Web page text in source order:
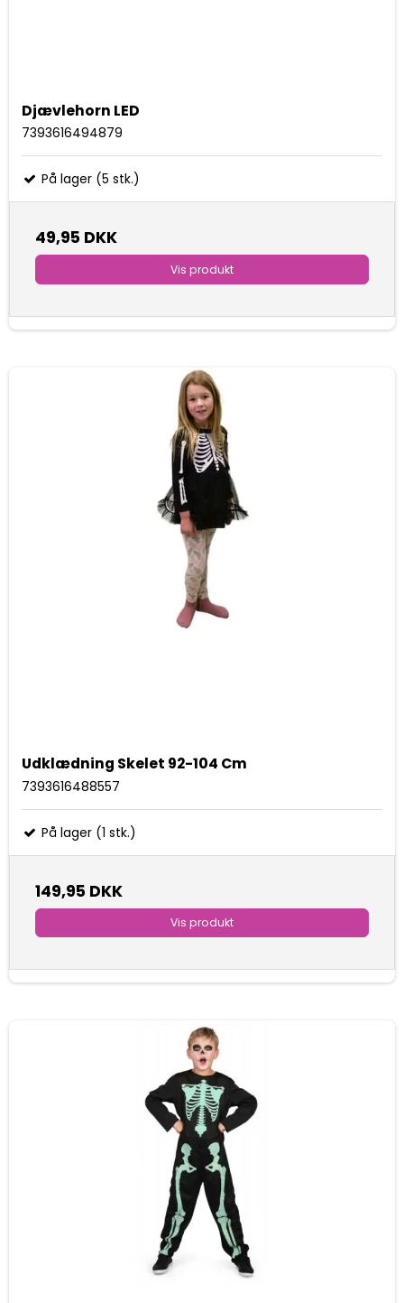
Djævlehorn LED
7393616494879
På lager (5 stk.)
49,95 DKK
Vis produkt
Udklædning Skelet 92-104 Cm
7393616488557
På lager (1 stk.)
149,95 DKK
Vis produkt